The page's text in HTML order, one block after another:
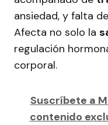
ansiedad, y falta
Afecta no solo la
regulación
corporal.
Suscríbete a
contenido